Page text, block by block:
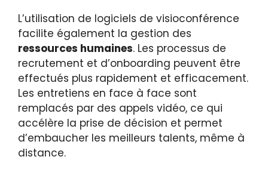
L’utilisation de logiciels de visioconférence
facilite également la gestion des
ressources humaines. Les processus de
recrutement et d’onboarding peuvent être
effectués plus rapidement et efficacement.
Les entretiens en face à face sont
remplacés par des appels vidéo, ce qui
accélère la prise de décision et permet
d’embaucher les meilleurs talents, même à
distance.